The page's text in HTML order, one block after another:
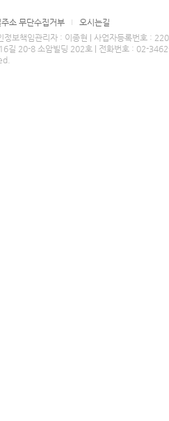
주소 무단수집거부
오시는길
정보책임관리자 : 이종현 | 사업자등록번호 :
16길 20-8 소암빌딩 202호 | 전화번호 : 02-